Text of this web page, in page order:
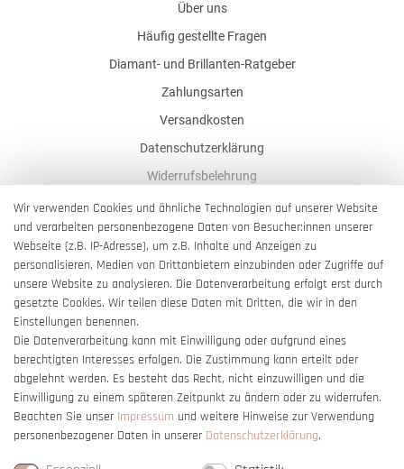
Über uns
Häufig gestellte Fragen
Diamant- und Brillanten-Ratgeber
Zahlungsarten
Versandkosten
Datenschutzerklärung
Widerrufsbelehrung
AGB
Impressum
Barrierefreiheitserklärung
Vertrag widerrufen
Wir verwenden Cookies und ähnliche Technologien auf unserer Website
und verarbeiten personenbezogene Daten von Besucher:innen unserer
Webseite (z.B. IP-Adresse), um z.B. Inhalte und Anzeigen zu
personalisieren, Medien von Drittanbietern einzubinden oder Zugriffe auf
unsere Website zu analysieren. Die Datenverarbeitung erfolgt erst durch
gesetzte Cookies. Wir teilen diese Daten mit Dritten, die wir in den
Einstellungen benennen.
Die Datenverarbeitung kann mit Einwilligung oder aufgrund eines
berechtigten Interesses erfolgen. Die Zustimmung kann erteilt oder
abgelehnt werden. Es besteht das Recht, nicht einzuwilligen und die
Einwilligung zu einem späteren Zeitpunkt zu ändern oder zu widerrufen.
Beachten Sie unser Impressum und weitere Hinweise zur Verwendung
personenbezogener Daten in unserer Daten­schutz­erklärung.